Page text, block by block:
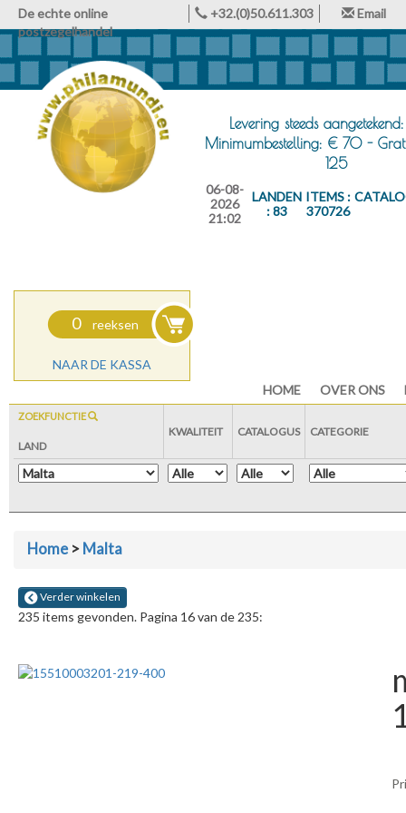
De echte online
postzegelhandel
+32.(0)50.611.303 Email
Levering steeds
Minimumbestelling: € 70 -
125
06-08-
2026
21:02
LANDEN
: 83
ITEMS :
370726
0 reeksen
NAAR DE KASSA
HOME
OVER ONS
ZOEKFUNCTIE
LAND
KWALITEIT CATALOGUS CATEGORIE
Home>Malta
Verder winkelen
235 items gevonden. Pagina 16 van de 235: